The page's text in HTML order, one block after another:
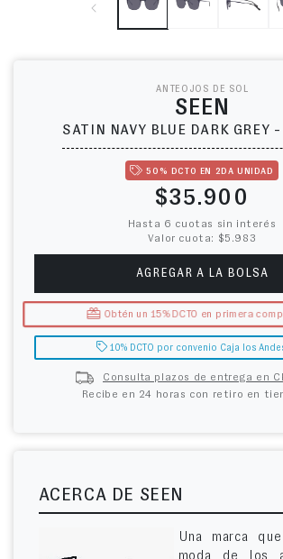
ANTEOJOS DE SOL
SEEN
SATIN NAVY BLUE DARK GREY
50% DCTO EN 2DA UNIDAD
Precio habitual
$35.900
Hasta 6 cuotas sin interés
Valor cuota: $5.983
AGREGAR A LA BOLSA
Obtén un 15% DCTO en primera
10% DCTO por convenio Caja los
Consulta plazos de entrega en
Recibe en 24 horas con retiro en
ACERCA DE SEEN
Una marca
moda de los